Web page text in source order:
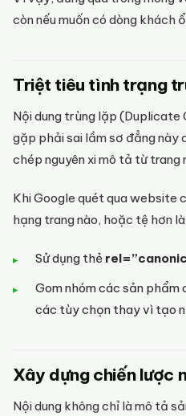
còn nếu muốn có dòng
Triệt tiêu tình trạng
Nội dung trùng lặp (Duplicate
gặp phải sai lầm sơ đẳng này
chép nguyên xi mô tả từ trang
Khi Google quét qua website
hạng trang nào, hoặc tệ hơn
Sử dụng thẻ
Gom nhóm các sản
các tùy chọn thay vì tạo
Xây dựng chiến lược
Nội dung không chỉ là mô tả